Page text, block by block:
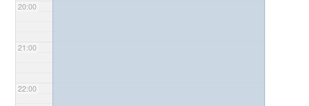
20:00
21:00
22:00